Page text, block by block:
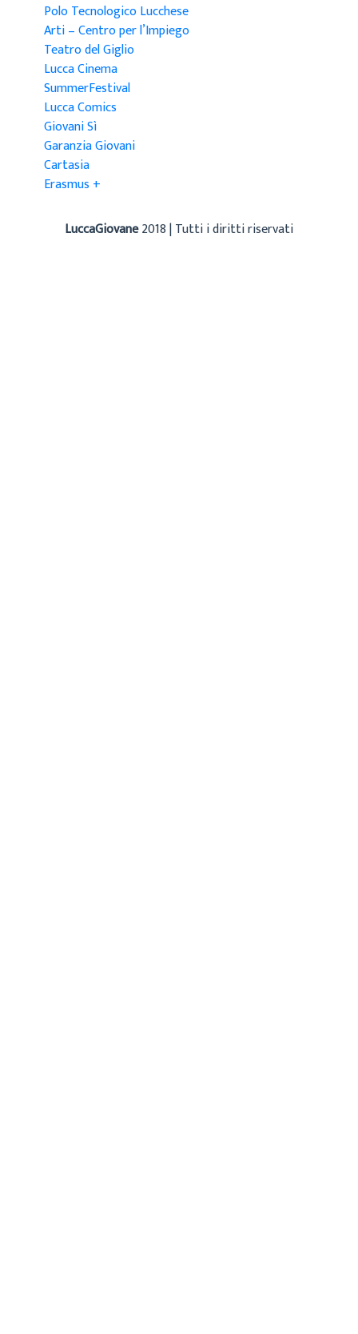
Polo Tecnologico Lucchese
Arti – Centro per l’Impiego
Teatro del Giglio
Lucca Cinema
SummerFestival
Lucca Comics
Giovani Sì
Garanzia Giovani
Cartasia
Erasmus +
LuccaGiovane2018 | Tutti i diritti riservati